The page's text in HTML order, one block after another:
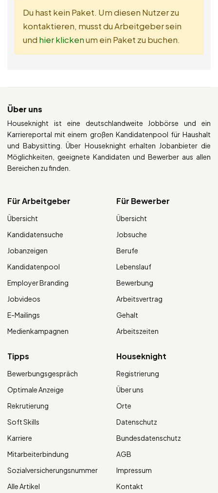
Du hast kein Paket. Um diesen Nutzer zu
kontaktieren, musst du Arbeitgeber sein
und hier klickenum ein Paket zu buchen.
Über uns
Houseknight ist eine deutschlandweite Jobbörse und ein
Karriereportal mit einem großen Kandidatenpool für Haushalt
und Babysitting. Über Houseknight erhalten Jobanbieter die
Möglichkeiten, geeignete Kandidaten und Bewerber aus allen
Bereichen zu finden.
Für Arbeitgeber
Übersicht
Kandidatensuche
Jobanzeigen
Kandidatenpool
Employer Branding
Jobvideos
E-Mailings
Medienkampagnen
Für Bewerber
Übersicht
Jobsuche
Berufe
Lebenslauf
Bewerbung
Arbeitsvertrag
Gehalt
Arbeitszeiten
Tipps
Bewerbungsgespräch
Optimale Anzeige
Rekrutierung
Soft Skills
Karriere
Mitarbeiterbindung
Sozialversicherungsnummer
Alle Artikel
Houseknight
Registrierung
Über uns
Orte
Datenschutz
Bundesdatenschutz
AGB
Impressum
Kontakt